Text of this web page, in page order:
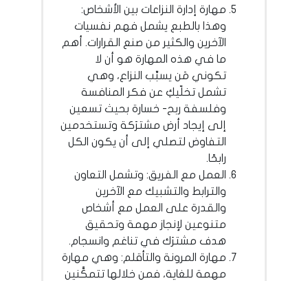
مهارة إدارة النزاعات بين الأشخاص:
وهذا بالطبع يشمل فهم نفسيات
الآخرين والكثير من صنع القرارات. أهم
ما في هذه المهارة هو أن لا
تكوني مَن يسبِّب النزاع، وهي
تشمل تخلّيكِ عن فكر المنافسة
وفلسفة ربح- خسارة بحيث تسعين
إلى إيجاد أرض مشترَكة وتستخدمين
التفاوض لتصلي إلى أن يكون الكل
رابحًا.
العمل مع الفريق: وتشمل التعاون
والترابط والتشبيك مع الآخرين
والقدرة على العمل مع أشخاص
متنوعين لإنجاز مهمة وتحقيق
هدف مشترَك في تناغم وانسجام.
مهارة المرونة والتأقلم: وهي مهارة
مهمة للغاية، فمن خلالها تتمكَّنين